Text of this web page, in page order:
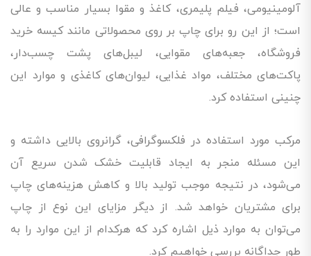
آلومینیومی، فیلم پلیمری، کاغذ و مقوا بسیار مناسب و عالی
است؛ از این رو برای چاپ بر روی محصولاتی مانند کیسه خرید
فروشگاه، جعبه‌های مقوایی، لیبل‌های پشت چسب‌دار،
پاکت‌های مختلف، مواد غذایی، لیوان‌های کاغذی و موارد این
چنینی استفاده کرد.
مرکب مورد استفاده در فلکسوگرافی، گرانروی بالایی داشته و
این مسئله منجر به ایجاد قابلیت خشک شدن سریع آن
می‌شود، در نتیجه موجب تولید بالا و کاهش هزینه‌های چاپ
برای مشتریان خواهد شد. از دیگر مزایای این نوع از چاپ
می‌توان به موارد ذیل اشاره کرد که هرکدام از این موارد را به
طور جداگانه بررسی خواهیم کرد.